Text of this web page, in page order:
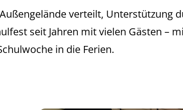
verteilt, Unterstützung
seit Jahren mit vielen Gästen –
in die Ferien.